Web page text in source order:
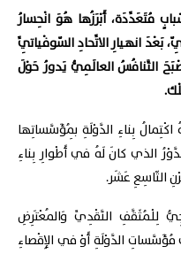
مُتَعَدِّدَة، أَبْرَزُها هُوَ انْحِسارُ
بَعْدَ انهيارِ الاتِّحادِ السّوفْياتِيِّ
التَّنافُسُ العالَمِيُّ يَدورُ حَوْلَ
بِناءِ الدَّوْلَةِ بِمُؤَسَّساتِها
الذي كانَ لَهُ في أَطْوارِ بِناءِ
التّاسِعِ عَشَر.
لِلْمُثَقَّفِ النَّقْدِيِّ وَالمُعْتَرِضِ
مُؤَسَّساتِ الدَّوْلَةِ أَوْ في الإِقْصاءِ